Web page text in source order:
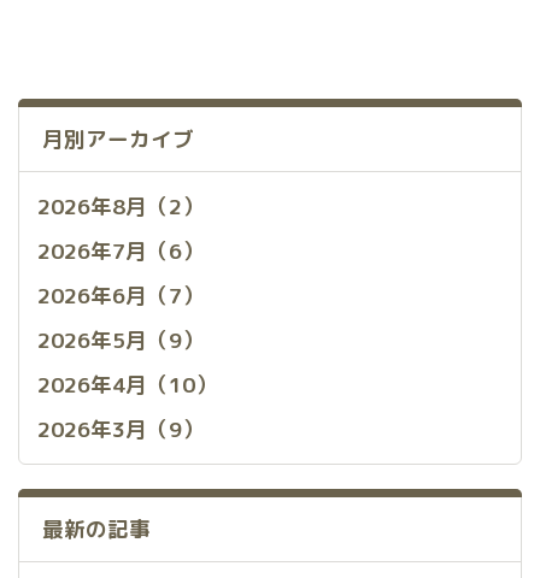
月別アーカイブ
2026年8月（2）
2026年7月（6）
2026年6月（7）
2026年5月（9）
2026年4月（10）
2026年3月（9）
最新の記事